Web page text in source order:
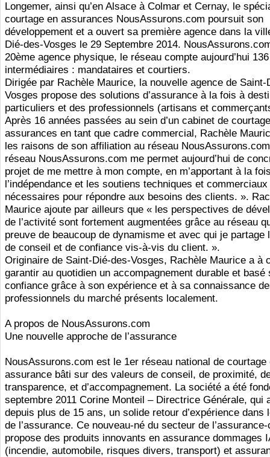
Longemer, ainsi qu’en Alsace à Colmar et Cernay, le
courtage en assurances NousAssurons.com poursuit son
développement et a ouvert sa première agence dans la
Dié-des-Vosges le 29 Septembre 2014.
20ème agence physique, le réseau compte aujourd’hui 136
intermédiaires : mandataires et courtiers.
Dirigée par Rachèle Maurice, la nouvelle agence de Saint-
Vosges propose des solutions d’assurance à la fois à
particuliers et des professionnels (artisans et
Après 16 années passées au sein d’un cabinet de
assurances en tant que cadre commercial, Rachèle
les raisons de son affiliation au réseau
réseau NousAssurons.com me permet aujourd’hui de
projet de me mettre à mon compte, en m’apportant à la
l’indépendance et les soutiens techniques et commerciaux
nécessaires pour répondre aux besoins des clients. ».
Maurice ajoute par ailleurs que « les perspectives de
de l’activité sont fortement augmentées grâce au réseau
preuve de beaucoup de dynamisme et avec qui je partage
de conseil et de confiance vis-à-vis du client. ».
Originaire de Saint-Dié-des-Vosges, Rachèle Maurice a à
garantir au quotidien un accompagnement durable et basé
confiance grâce à son expérience et à sa connaissance
professionnels du marché présents localement.
A propos de NousAssurons.com
Une nouvelle approche de l’assurance
NousAssurons.com est le 1er réseau national de courtage
assurance bâti sur des valeurs de conseil, de proximité,
transparence, et d’accompagnement. La société a été
septembre 2011 Corine Monteil – Directrice Générale, qui
depuis plus de 15 ans, un solide retour d’expérience dans
de l’assurance. Ce nouveau-né du secteur de
propose des produits innovants en assurance dommages
(incendie, automobile, risques divers, transport) et